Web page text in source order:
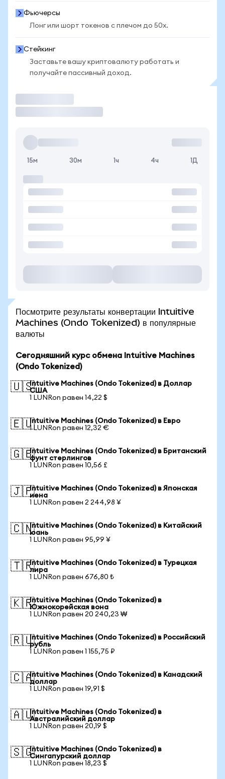
Фьючерсы
Лонг или шорт токенов с плечом до 50x.
Стейкинг
Заставьте вашу криптовалюту работать и
получайте пассивный доход.
15м 30м 1ч 4ч 1Д
Посмотрите результаты конвертации Intuitive
Machines (Ondo Tokenized) в популярные
валюты
Сегодняшний курс обмена Intuitive Machines
(Ondo Tokenized)
🇺🇸Intuitive Machines (Ondo Tokenized) в Доллар
США
1 LUNRon равен 14,22 $
🇪🇺Intuitive Machines (Ondo Tokenized) в Евро
1 LUNRon равен 12,32 €
🇬🇧Intuitive Machines (Ondo Tokenized) в Британский
фунт стерлингов
1 LUNRon равен 10,56 £
🇯🇵Intuitive Machines (Ondo Tokenized) в Японская
иена
1 LUNRon равен 2 244,98 ¥
🇨🇳Intuitive Machines (Ondo Tokenized) в Китайский
юань
1 LUNRon равен 95,99 ¥
🇹🇷Intuitive Machines (Ondo Tokenized) в Турецкая
лира
1 LUNRon равен 676,80 ₺
🇰🇷Intuitive Machines (Ondo Tokenized) в
Южнокорейская вона
1 LUNRon равен 20 240,23 ₩
🇷🇺Intuitive Machines (Ondo Tokenized) в Российский
рубль
1 LUNRon равен 1 155,75 ₽
🇨🇦Intuitive Machines (Ondo Tokenized) в Канадский
доллар
1 LUNRon равен 19,91 $
🇦🇺Intuitive Machines (Ondo Tokenized) в
Австралийский доллар
1 LUNRon равен 20,19 $
🇸🇬Intuitive Machines (Ondo Tokenized) в
Сингапурский доллар
1 LUNRon равен 18,23 $